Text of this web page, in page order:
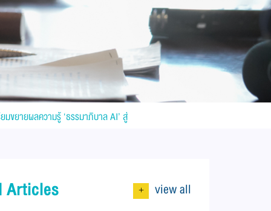
มขยายผลความรู้ ‘ธรรมาภิบาล AI’ สู่
Articles + view all